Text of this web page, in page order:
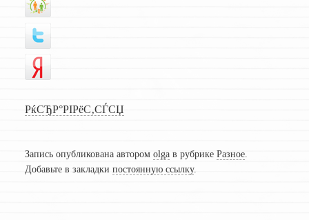
РќСЂР°РІРёС‚СЃСЏ
Запись опубликована автором olgaв рубрике Разное.
Добавьте в закладки постоянную ссылку.